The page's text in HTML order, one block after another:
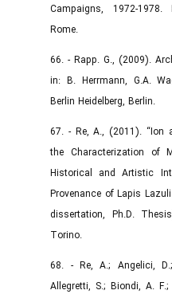
Campaigns, 1972-
Rome.
66. - Rapp. G., (2009).
in: B. Herrmann, G.A.
Berlin Heidelberg, Berlin.
67. - Re, A., (2011).
the Characterization of
Historical and Artistic
Provenance of Lapis
dissertation, Ph.D.
Torino.‌
68. - Re, A.; Angelici,
Allegretti, S.; Biondi, A.